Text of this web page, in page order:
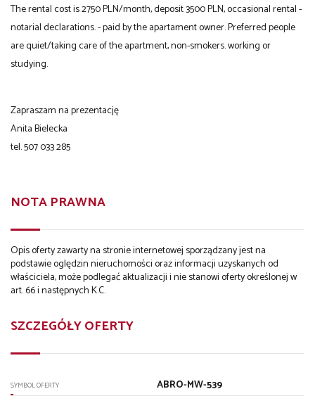
The rental cost is 2750 PLN/month, deposit 3500 PLN, occasional rental -
notarial declarations. - paid by the apartament owner. Preferred people
are quiet/taking care of the apartment, non-smokers. working or
studying.
Zapraszam na prezentację
Anita Bielecka
tel. 507 033 285
NOTA PRAWNA
Opis oferty zawarty na stronie internetowej sporządzany jest na
podstawie oględzin nieruchomości oraz informacji uzyskanych od
właściciela, może podlegać aktualizacji i nie stanowi oferty określonej w
art. 66 i następnych K.C.
SZCZEGÓŁY OFERTY
SYMBOL OFERTY ABRO-MW-539